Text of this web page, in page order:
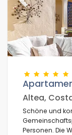
Previous
Altea,
Schöne und
Personen. Die